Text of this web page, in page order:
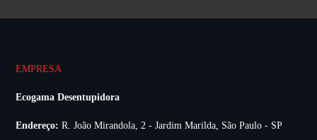
EMPRESA
Ecogama Desentupidora
Endereço: R. João Mirandola, 2 - Jardim Marilda, São Paulo - SP